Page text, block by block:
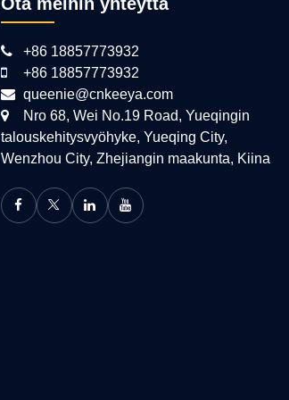
+86 18857773932
+86 18857773932
queenie@cnkeeya.com
Nro 68, Wei No.19 Road, Yueqingin
talouskehitysvyöhyke, Yueqing City,
Wenzhou City, Zhejiangin maakunta, Kiina